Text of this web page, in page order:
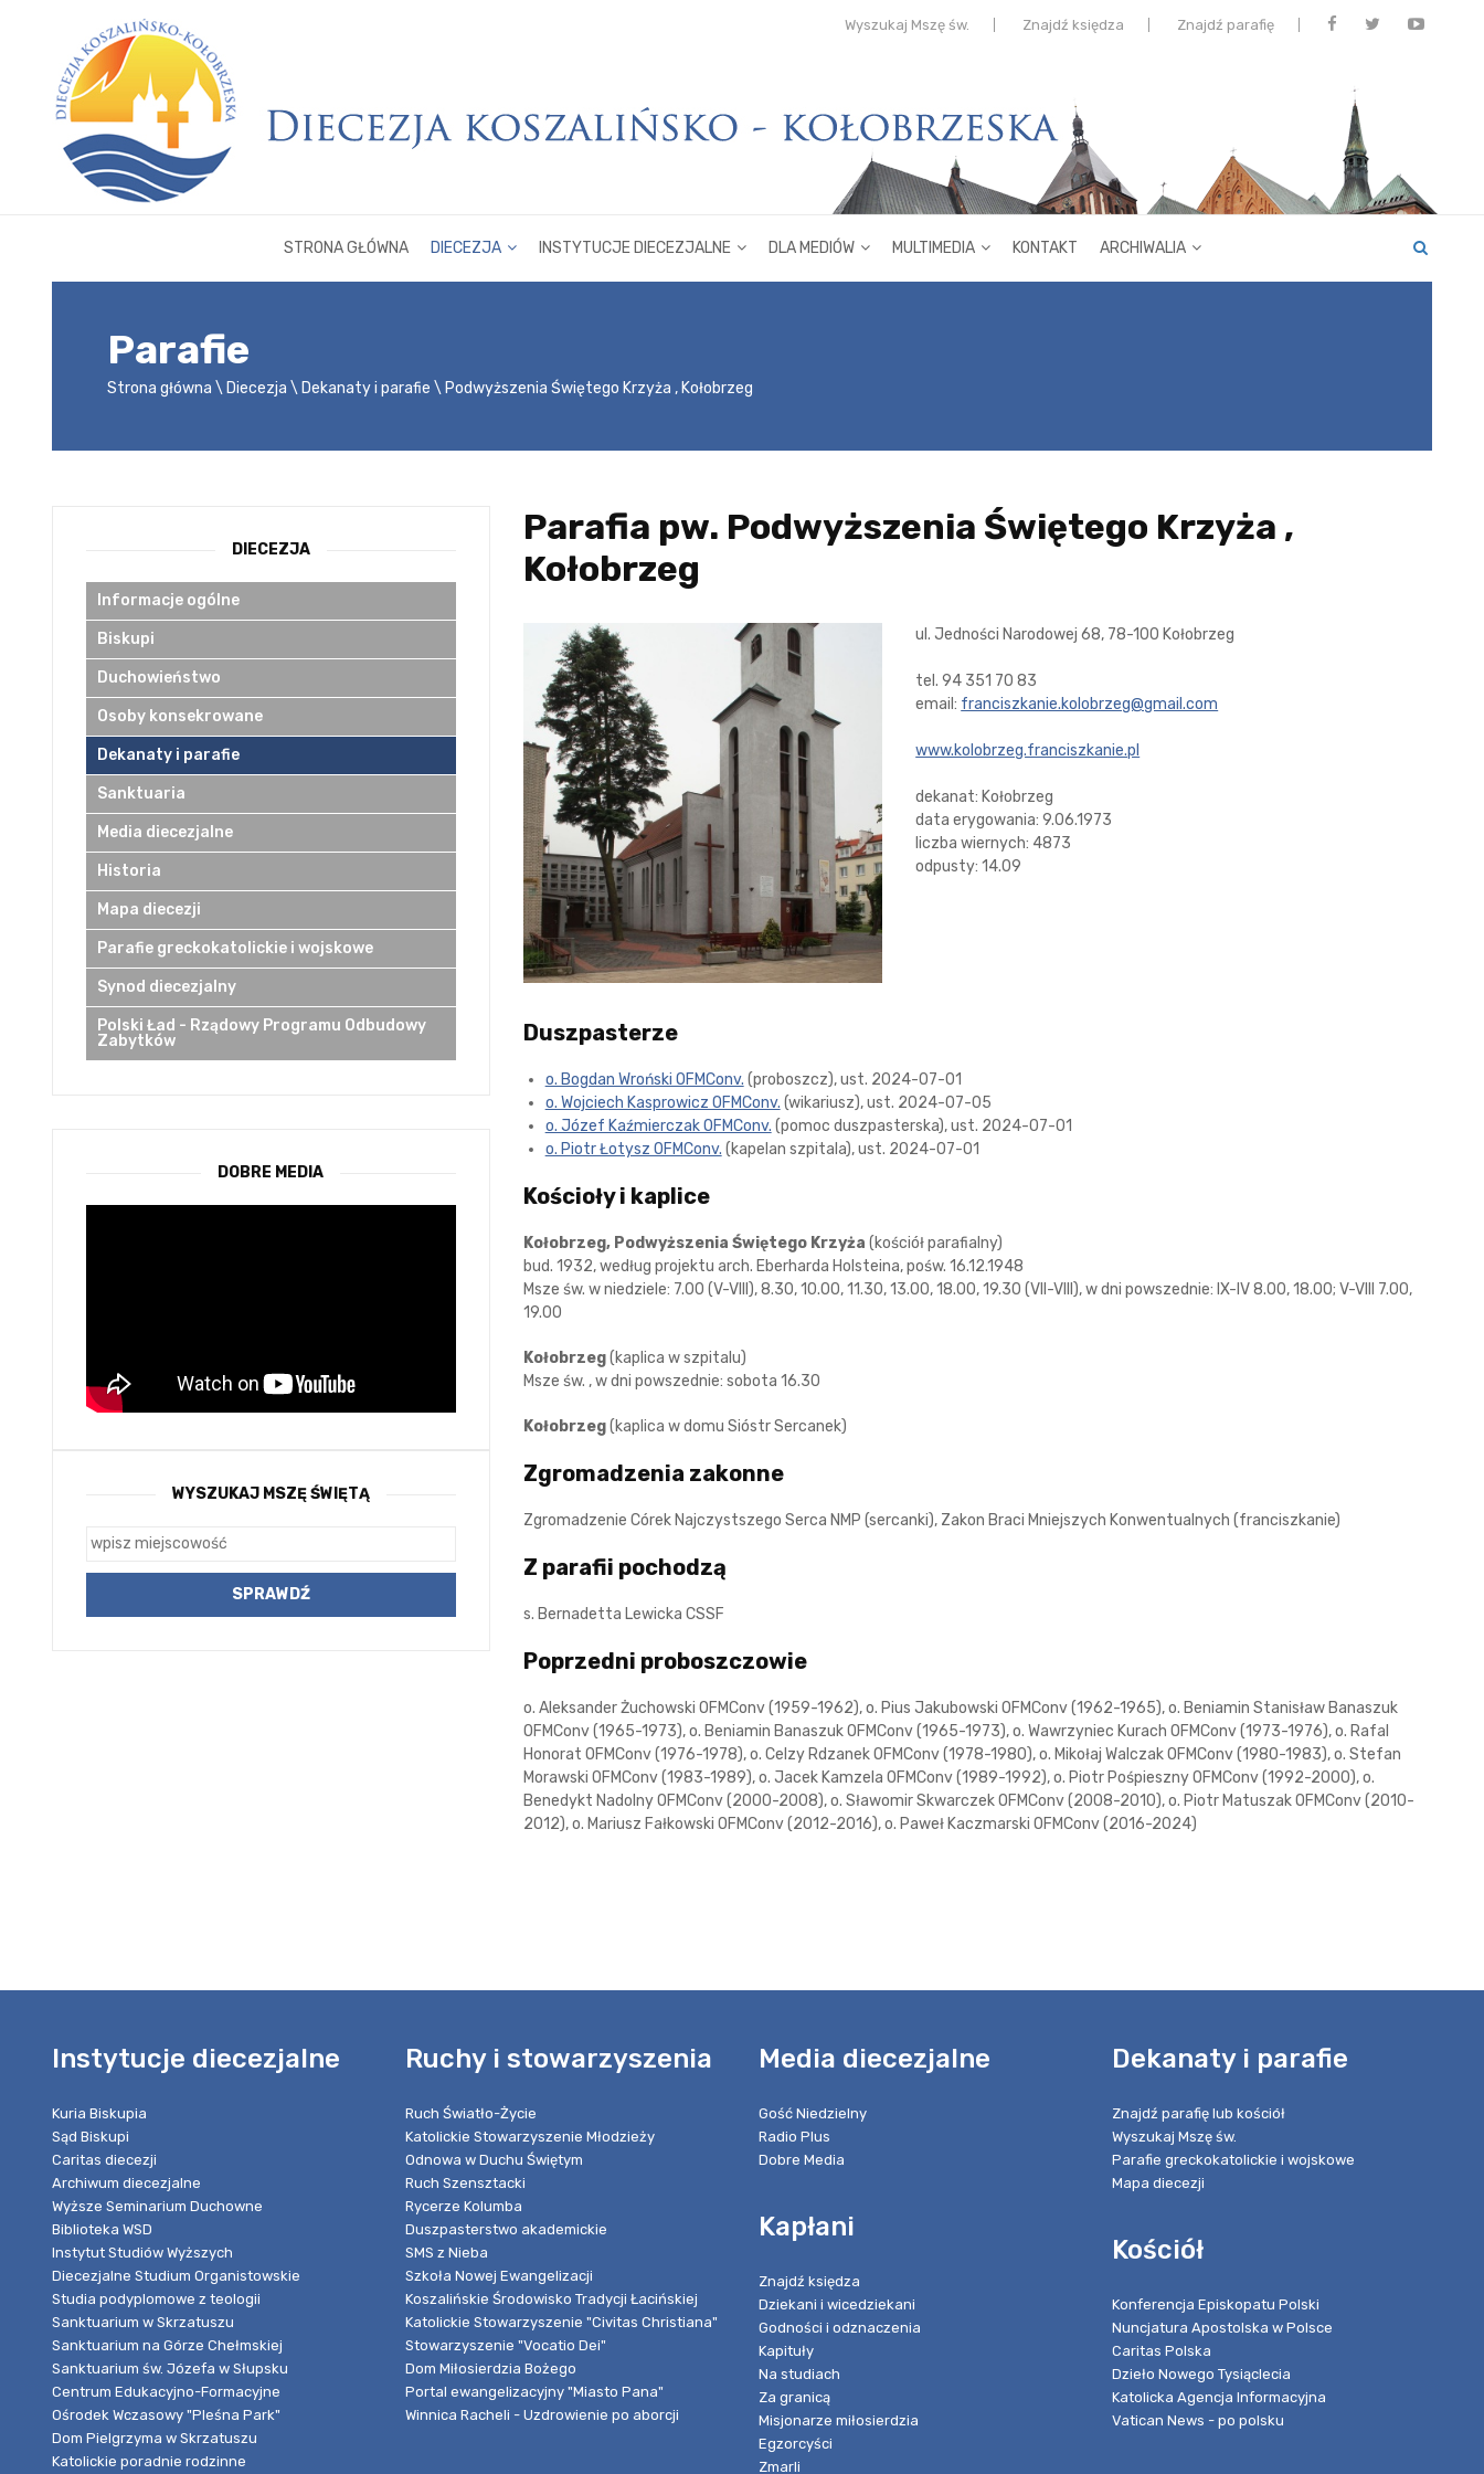
Wyszukaj Mszę św. Znajdź księdza Znajdź parafię
STRONA GŁÓWNA DIECEZJA INSTYTUCJE DIECEZJALNE DLA MEDIÓW MULTIMEDIA KONTAKT ARCHIWALIA
Parafie
Strona główna Diecezja Dekanaty i parafie Podwyższenia Świętego Krzyża , Kołobrzeg
Parafia pw. Podwyższenia Świętego Krzyża ,
Kołobrzeg
ul. Jedności Narodowej 68, 78-100 Kołobrzeg
tel. 94 351 70 83
email: franciszkanie.kolobrzeg@gmail.com
www.kolobrzeg.franciszkanie.pl
dekanat: Kołobrzeg
data erygowania: 9.06.1973
liczba wiernych: 4873
odpusty: 14.09
Duszpasterze
o. Bogdan Wroński OFMConv. (proboszcz), ust. 2024-07-01
o. Wojciech Kasprowicz OFMConv. (wikariusz), ust. 2024-07-05
o. Józef Kaźmierczak OFMConv. (pomoc duszpasterska), ust. 2024-07-01
o. Piotr Łotysz OFMConv. (kapelan szpitala), ust. 2024-07-01
Kościoły i kaplice
Kołobrzeg, Podwyższenia Świętego Krzyża (kościół parafialny)
bud. 1932, według projektu arch. Eberharda Holsteina, pośw. 16.12.1948
Msze św. w niedziele: 7.00 (V-VIII), 8.30, 10.00, 11.30, 13.00, 18.00, 19.30 (VII-VIII), w dni powszednie: IX-IV 8.00, 18.00; V-VIII 7.00,
19.00
Kołobrzeg(kaplica w szpitalu)
Msze św. , w dni powszednie: sobota 16.30
Kołobrzeg(kaplica w domu Sióstr Sercanek)
Zgromadzenia zakonne
Zgromadzenie Córek Najczystszego Serca NMP (sercanki), Zakon Braci Mniejszych Konwentualnych (franciszkanie)
Z parafii pochodzą
s. Bernadetta Lewicka CSSF
Poprzedni proboszczowie
o. Aleksander Żuchowski OFMConv (1959-1962), o. Pius Jakubowski OFMConv (1962-1965), o. Beniamin Stanisław Banaszuk
OFMConv (1965-1973), o. Beniamin Banaszuk OFMConv (1965-1973), o. Wawrzyniec Kurach OFMConv (1973-1976), o. Rafal
Honorat OFMConv (1976-1978), o. Celzy Rdzanek OFMConv (1978-1980), o. Mikołaj Walczak OFMConv (1980-1983), o. Stefan
Morawski OFMConv (1983-1989), o. Jacek Kamzela OFMConv (1989-1992), o. Piotr Pośpieszny OFMConv (1992-2000), o.
Benedykt Nadolny OFMConv (2000-2008), o. Sławomir Skwarczek OFMConv (2008-2010), o. Piotr Matuszak OFMConv (2010-
2012), o. Mariusz Fałkowski OFMConv (2012-2016), o. Paweł Kaczmarski OFMConv (2016-2024)
DIECEZJA
Informacje ogólne
Biskupi
Duchowieństwo
Osoby konsekrowane
Dekanaty i parafie
Sanktuaria
Media diecezjalne
Historia
Mapa diecezji
Parafie greckokatolickie i wojskowe
Synod diecezjalny
Polski Ład - Rządowy Programu Odbudowy
Zabytków
DOBRE MEDIA
WYSZUKAJ MSZĘ ŚWIĘTĄ
Instytucje diecezjalne
Kuria Biskupia
Sąd Biskupi
Caritas diecezji
Archiwum diecezjalne
Wyższe Seminarium Duchowne
Biblioteka WSD
Instytut Studiów Wyższych
Diecezjalne Studium Organistowskie
Studia podyplomowe z teologii
Sanktuarium w Skrzatuszu
Sanktuarium na Górze Chełmskiej
Sanktuarium św. Józefa w Słupsku
Centrum Edukacyjno-Formacyjne
Ośrodek Wczasowy "Pleśna Park"
Dom Pielgrzyma w Skrzatuszu
Katolickie poradnie rodzinne
Ruchy i stowarzyszenia
Ruch Światło-Życie
Katolickie Stowarzyszenie Młodzieży
Odnowa w Duchu Świętym
Ruch Szensztacki
Rycerze Kolumba
Duszpasterstwo akademickie
SMS z Nieba
Szkoła Nowej Ewangelizacji
Koszalińskie Środowisko Tradycji Łacińskiej
Katolickie Stowarzyszenie "Civitas Christiana"
Stowarzyszenie "Vocatio Dei"
Dom Miłosierdzia Bożego
Portal ewangelizacyjny "Miasto Pana"
Winnica Racheli - Uzdrowienie po aborcji
Media diecezjalne
Gość Niedzielny
Radio Plus
Dobre Media
Kapłani
Znajdź księdza
Dziekani i wicedziekani
Godności i odznaczenia
Kapituły
Na studiach
Za granicą
Misjonarze miłosierdzia
Egzorcyści
Zmarli
Dekanaty i parafie
Znajdź parafię lub kościół
Wyszukaj Mszę św.
Parafie greckokatolickie i wojskowe
Mapa diecezji
Kościół
Konferencja Episkopatu Polski
Nuncjatura Apostolska w Polsce
Caritas Polska
Dzieło Nowego Tysiąclecia
Katolicka Agencja Informacyjna
Vatican News - po polsku